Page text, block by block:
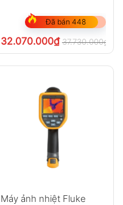
Đã bán 448
32.070.000₫ 37.730.000₫
Máy ảnh nhiệt Fluke